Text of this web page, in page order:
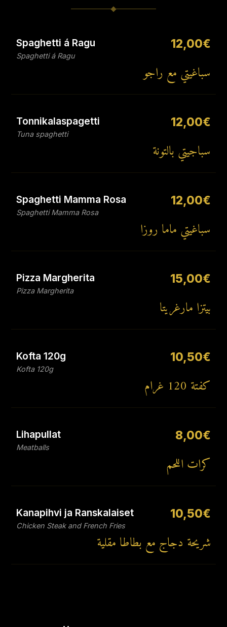
Spaghetti á Ragu
Spaghetti á Ragu
12,00€
سباغيتي مع راجو
Tonnikalaspagetti
Tuna spaghetti
12,00€
سباجيتي بالتونة
Spaghetti Mamma Rosa
Spaghetti Mamma Rosa
12,00€
سباغيتي ماما روزا
Pizza Margherita
Pizza Margherita
15,00€
بيتزا مارغريتا
Kofta 120g
Kofta 120g
10,50€
كفتة 120 غرام
Lihapullat
Meatballs
8,00€
كرات اللحم
Kanapihvi ja Ranskalaiset
Chicken Steak and French Fries
10,50€
شريحة دجاج مع بطاطا مقلية